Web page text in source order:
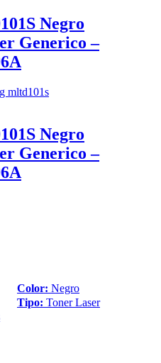
Negro
Generico –
Negro
Generico –
Color: Negro
Tipo: Toner Laser